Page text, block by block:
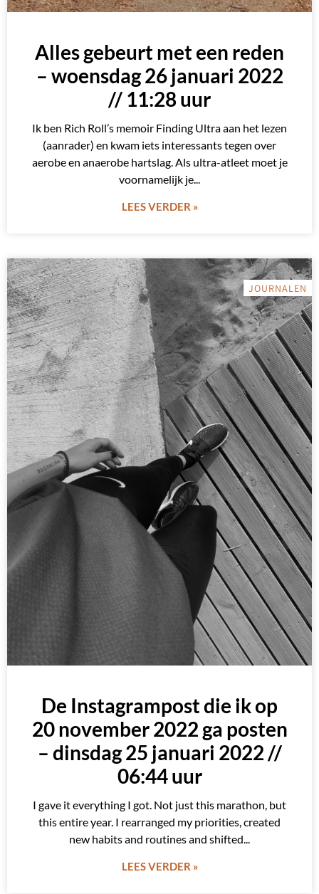
Alles gebeurt met een reden
– woensdag 26 januari 2022
// 11:28 uur
Ik ben Rich Roll’s memoir Finding Ultra aan het lezen
(aanrader) en kwam iets interessants tegen over
aerobe en anaerobe hartslag. Als ultra-atleet moet je
voornamelijk je
LEES VERDER »
JOURNALEN
De Instagrampost die ik op
20 november 2022 ga posten
– dinsdag 25 januari 2022 //
06:44 uur
I gave it everything I got. Not just this marathon, but
this entire year. I rearranged my priorities, created
new habits and routines and shifted
LEES VERDER »